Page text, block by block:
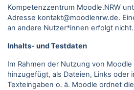
Kompetenzzentrum Moodle.NRW
Adresse kontakt@moodlenrw.de.
an andere Nutzer*innen erfolgt nicht.
Inhalts- und Testdaten
Im Rahmen der Nutzung von
hinzugefügt, als Dateien, Links oder
Texteingaben o. ä. Moodle ordnet